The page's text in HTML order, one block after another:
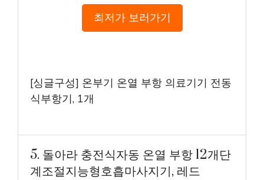
최저가 보러가기
[싱글구성] 온부기 온열 부항 의료기기 전동
식부항기, 1개
5. 돌아라 충전식자동 온열 부항 12개단
계조절지능형호흡마사지기, 레드